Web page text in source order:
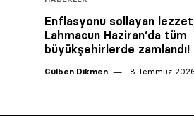
Enflasyonu sollayan
Lahmacun Haziran’da tüm
büyükşehirlerde zamlandı!
Gülben Dikmen 8 Temmuz